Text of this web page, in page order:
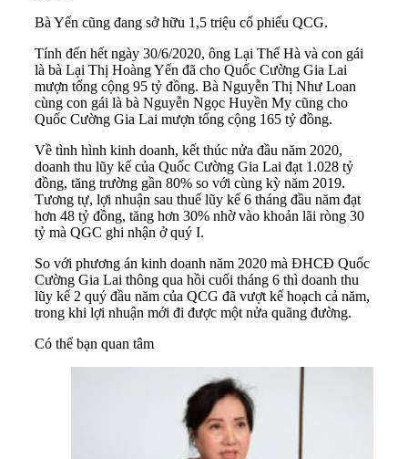
Bà Yến cũng đang sở hữu 1,5 triệu cổ phiếu QCG.
Tính đến hết ngày 30/6/2020, ông Lại Thế Hà và con gái
là bà Lại Thị Hoàng Yến đã cho Quốc Cường Gia Lai
mượn tổng cộng 95 tỷ đồng. Bà Nguyễn Thị Như Loan
cùng con gái là bà Nguyễn Ngọc Huyền My cũng cho
Quốc Cường Gia Lai mượn tổng cộng 165 tỷ đồng.
Về tình hình kinh doanh, kết thúc nửa đầu năm 2020,
doanh thu lũy kế của Quốc Cường Gia Lai đạt 1.028 tỷ
đồng, tăng trường gần 80% so với cùng kỳ năm 2019.
Tương tự, lợi nhuận sau thuế lũy kế 6 tháng đầu năm đạt
hơn 48 tỷ đồng, tăng hơn 30% nhờ vào khoản lãi ròng 30
tỷ mà QGC ghi nhận ở quý I.
So với phương án kinh doanh năm 2020 mà ĐHCĐ Quốc
Cường Gia Lai thông qua hồi cuối tháng 6 thì doanh thu
lũy kế 2 quý đầu năm của QCG đã vượt kế hoạch cả năm,
trong khi lợi nhuận mới đi được một nửa quãng đường.
Có thể bạn quan tâm